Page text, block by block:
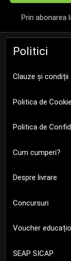
Prin abonarea
Politici
Clauze și condiții
Politica de Cookie
Politica de
Cum cumperi?
Despre livrare
Concursuri
Voucher
SEAP SICAP